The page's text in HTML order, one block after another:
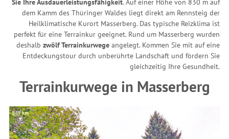
Sie Ihre Ausdauerleistungsfähigkeit. Auf einer Höhe von 830 m auf
dem Kamm des Thüringer Waldes liegt direkt am Rennsteig der
Heilklimatische Kurort Masserberg. Das typische Reizklima ist
perfekt für eine Terrainkur geeignet. Rund um Masserberg wurden
deshalb zwölf Terrainkurwege angelegt. Kommen Sie mit auf eine
Entdeckungstour durch unberührte Landschaft und fördern Sie
gleichzeitig Ihre Gesundheit.
Terrainkurwege in Masserberg
3,89 km